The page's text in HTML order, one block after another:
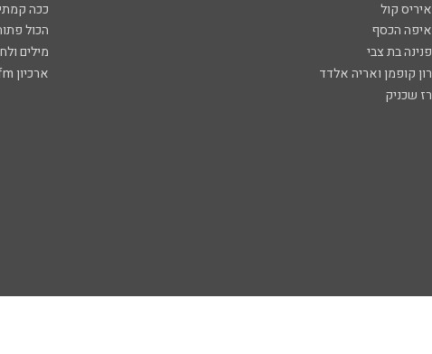
איריס קול
ככה
איפה הכסף
הכול
פנינה בת צבי
מילים
רון קופמן ואריה אלדד
ארכיון 103fm
רז שכניק